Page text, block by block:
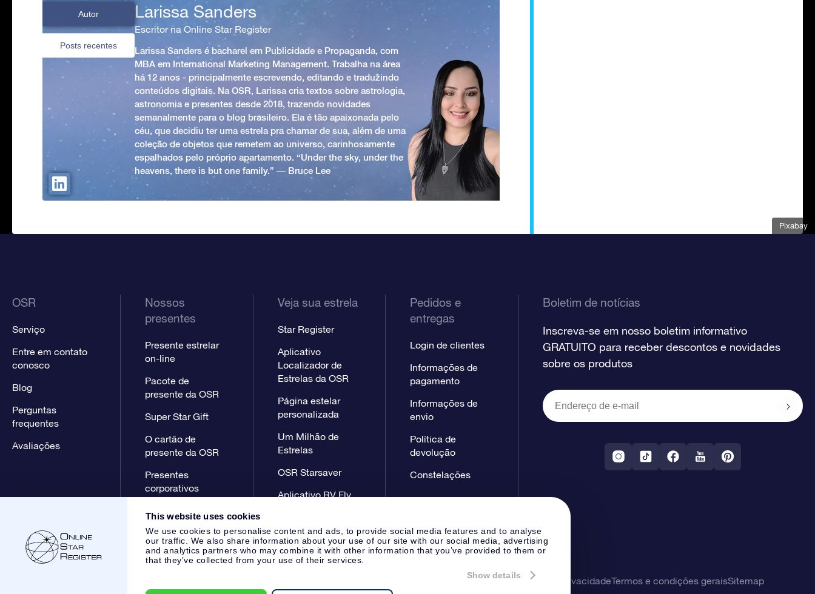
This website uses cookies
We use cookies to personalise content and ads, to provide social media features and to analyse
our traffic. We also share information about your use of our site with our social media, advertising
and analytics partners who may combine it with other information that you’ve provided to them or
that they’ve collected from your use of their services.
Show details
Pixabay
Autor
Posts recentes
Larissa Sanders
Escritor na Online Star Register
Larissa Sanders é bacharel em Publicidade e Propaganda, com
MBA em International Marketing Management. Trabalha na área
há 12 anos - principalmente escrevendo, editando e traduzindo
conteúdos digitais. Na OSR, Larissa cria textos sobre astrologia,
astronomia e presentes desde 2018, trazendo novidades
semanalmente para o blog brasileiro. Ela é tão apaixonada pelo
céu, que decidiu ter uma estrela pra chamar de sua, além de uma
coleção de objetos que remetem ao universo, carinhosamente
espalhados pelo próprio apartamento. “Under the sky, under the
heavens, there is but one family.” ― Bruce Lee
OSR
Serviço
Entre em contato
conosco
Blog
Perguntas
frequentes
Avaliações
Nossos
presentes
Presente estrelar
on-line
Pacote de
presente da OSR
Super Star Gift
O cartão de
presente da OSR
Presentes
corporativos
Veja sua estrela
Star Register
Aplicativo
Localizador de
Estrelas da OSR
Página estelar
personalizada
Um Milhão de
Estrelas
OSR Starsaver
Aplicativo RV Fly
Pedidos e
entregas
Login de clientes
Informações de
pagamento
Informações de
envio
Política de
devolução
Constelações
Boletim de notícias
Inscreva-se em nosso boletim informativo
GRATUITO para receber descontos e novidades
sobre os produtos
Página de imprensaDeclaração de privacidadeTermos e condições geraisSitemap